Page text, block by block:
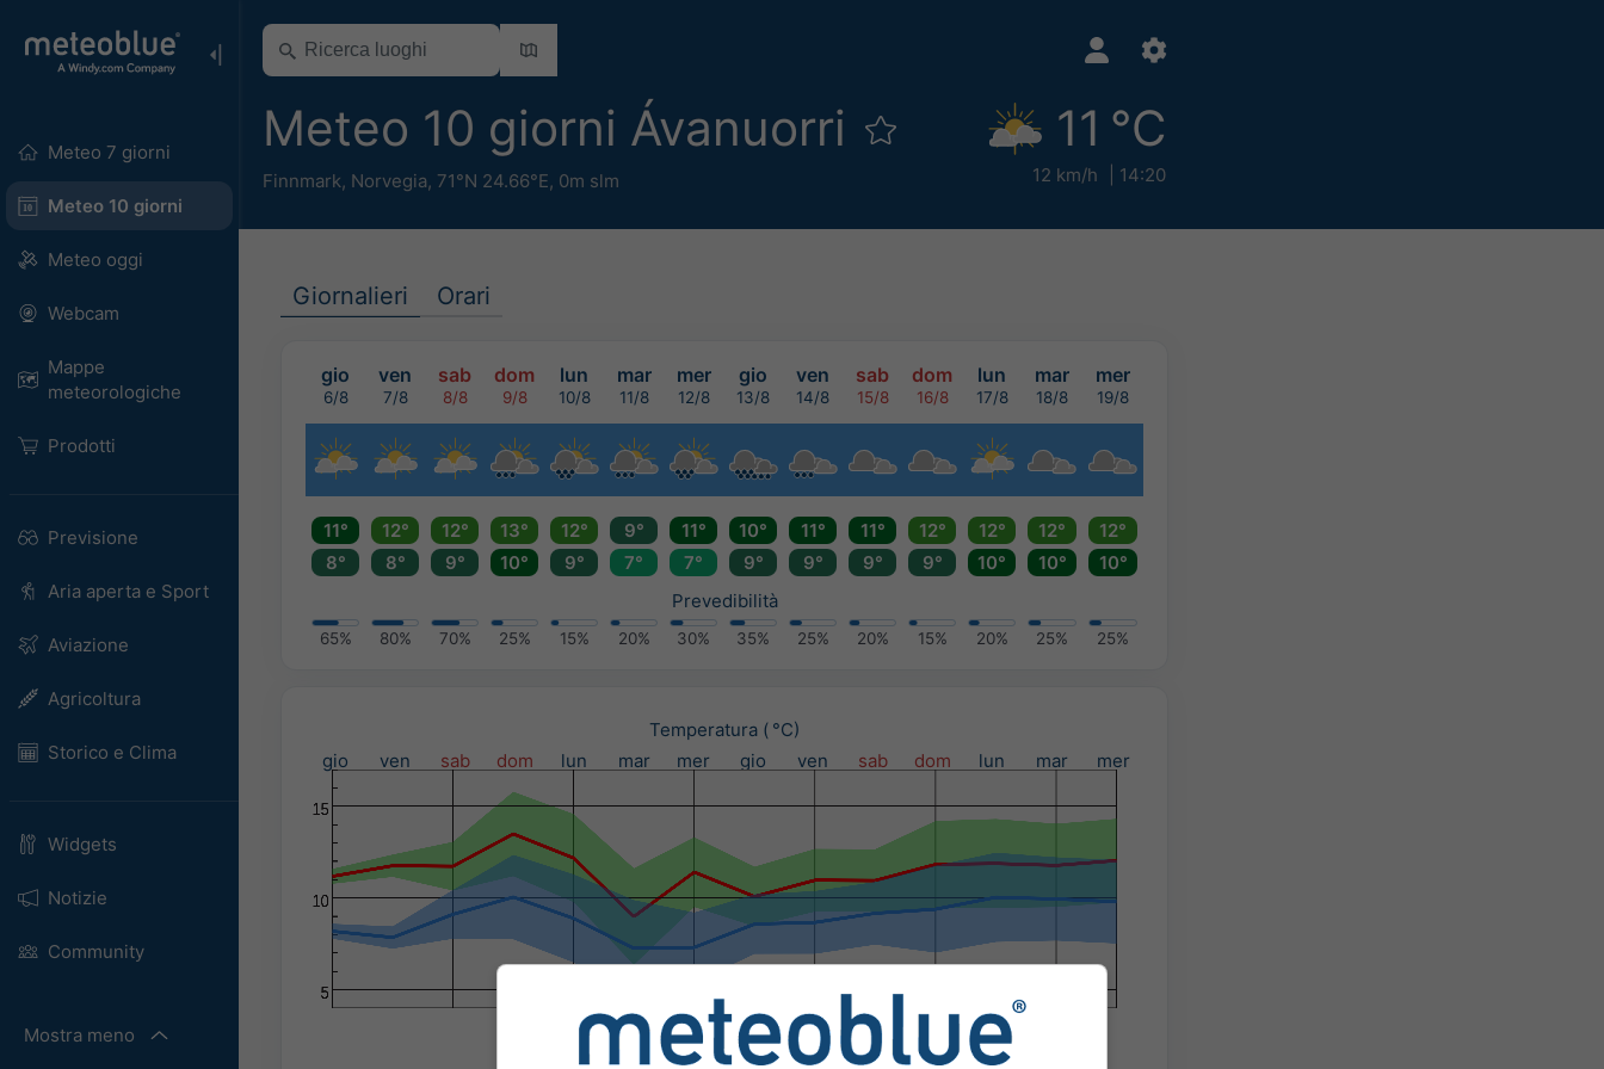
Meteo 7 giorni
Meteo 10 giorni
Meteo oggi
Webcam
Mappe
meteorologiche
Prodotti
Previsione
Aria aperta e Sport
Aviazione
Agricoltura
Storico e Clima
Widgets
Notizie
Community
Mostra meno
Meteo 10 giorni Ávanuorri
Finnmark, Norvegia, 71°N 24.66°E, 0m slm
11 °C
12 km/h 14:20
Giornalieri Orari
gio ven sab dom lun mar mer gio ven sab dom lun mar mer
6/8 7/8 8/8 9/8 10/8 11/8 12/8 13/8 14/8 15/8 16/8 17/8 18/8 19/8
11° 12° 12° 13° 12° 9° 11° 10° 11° 11° 12° 12° 12°
12°
8°
8° 9° 10° 9° 7° 7° 9° 9° 9° 9° 10° 10°
10°
Prevedibilità
65% 80% 70% 25% 15% 20% 30% 35% 25% 20% 15% 20% 25% 25%
Temperatura ( °C)
gio
ven sab dom lun mar mer gio ven sab dom lun mar mer
Precipitazioni (mm) / Probabilità di precipitazioni (%)